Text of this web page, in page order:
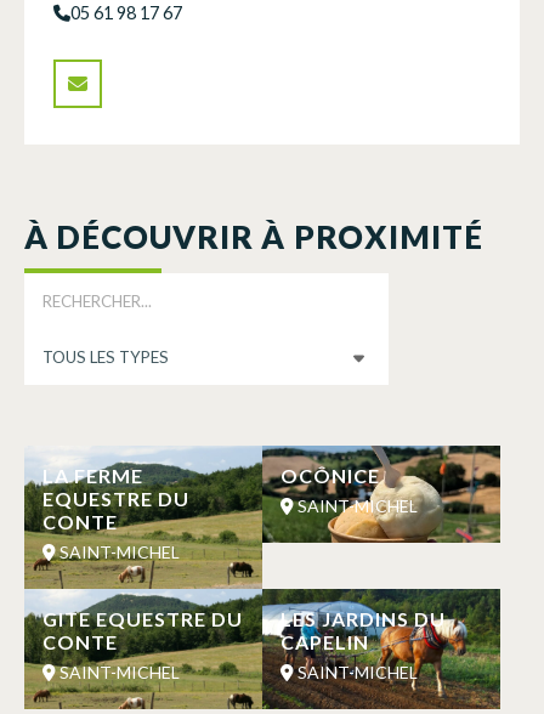
05 61 98 17 67
À DÉCOUVRIR À PROXIMITÉ
LA FERME
EQUESTRE DU
CONTE
SAINT-MICHEL
OCÔNICE
SAINT-MICHEL
GITE EQUESTRE DU
CONTE
SAINT-MICHEL
LES JARDINS DU
CAPELIN
SAINT-MICHEL